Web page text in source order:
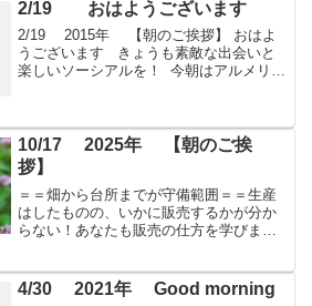
2/19 おはようございます
2/19 2015年 【朝のご挨拶】 おはよ
うございます きょうも素敵な出会いと
楽しいソーシアルを！ 今朝はアルメリア
申し込みはこちら
10/17 2025年 【朝のご挨
拶】
＝＝畑から台所までが守備範囲＝＝生産
はしたものの、いかに販売するかが分か
らない！あなたも販売の仕方を学びませ
4/30 2021年 Good morning